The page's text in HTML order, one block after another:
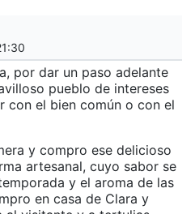
por dar un paso adelante
pueblo de intereses
con el bien común o con el
y compro ese delicioso
artesanal, cuyo sabor se
y el aroma de las
en casa de Clara y